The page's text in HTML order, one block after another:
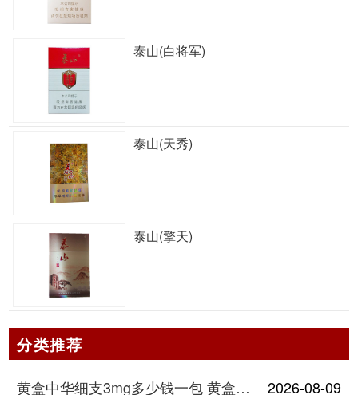
泰山(白将军)
泰山(天秀)
泰山(擎天)
分类推荐
黄盒中华细支3mg多少钱一包 黄盒中华细支3mg香烟价格查询
2026-08-09